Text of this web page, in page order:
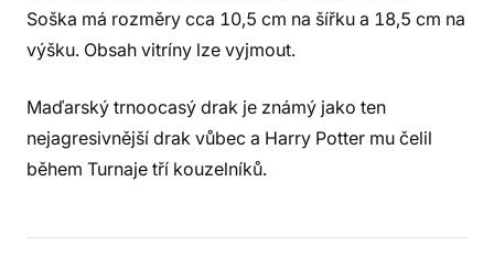
Soška má rozměry cca 10,5 cm na šířku a 18,5 cm na
výšku. Obsah vitríny lze vyjmout.
Maďarský trnoocasý drak je známý jako ten
nejagresivnější drak vůbec a Harry Potter mu čelil
během Turnaje tří kouzelníků.